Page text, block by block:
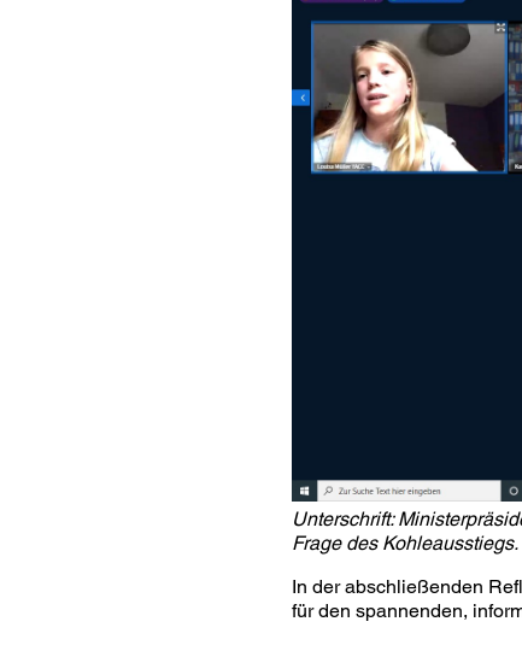
Unterschrift:
Frage des Kohleausstiegs.
In der abschließenden
für den spannenden,